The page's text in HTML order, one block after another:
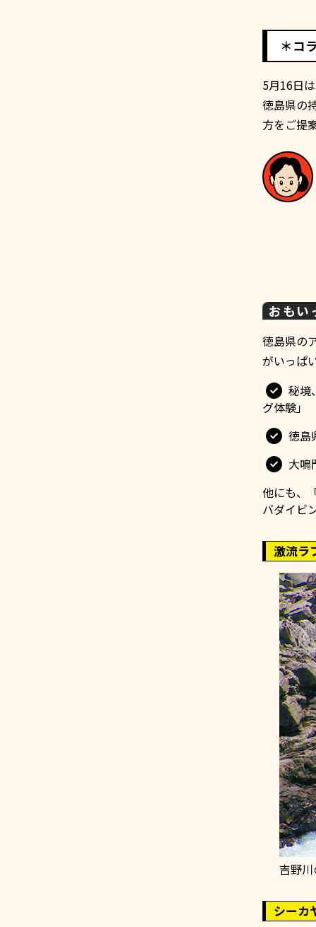
＊コ
5月16日
徳島県の
方をご提
おもい
徳島県の
がいっぱ
秘境
グ体験」
徳島
大鳴
他にも、
バダイビ
激流ラ
吉野
シーカ